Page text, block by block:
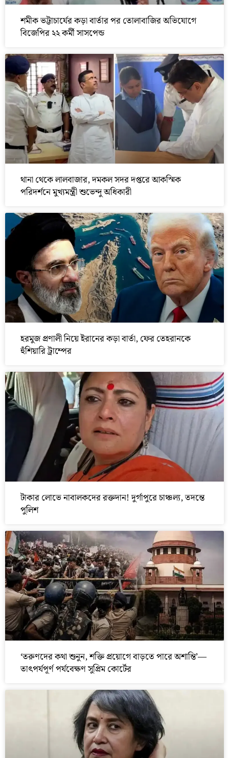
শমীক ভট্টাচার্যের কড়া বার্তার পর তোলাবাজির অভিযোগে
বিজেপির ২২ কর্মী সাসপেন্ড
থানা থেকে লালবাজার, দমকল সদর দপ্তরে আকস্মিক
পরিদর্শনে মুখ্যমন্ত্রী শুভেন্দু অধিকারী
হরমুজ প্রণালী নিয়ে ইরানের কড়া বার্তা, ফের তেহরানকে
হুঁশিয়ারি ট্রাম্পের
টাকার লোভে নাবালকদের রক্তদান! দুর্গাপুরে চাঞ্চল্য, তদন্তে
পুলিশ
‘তরুণদের কথা শুনুন, শক্তি প্রয়োগে বাড়তে পারে অশান্তি’—
তাৎপর্যপূর্ণ পর্যবেক্ষণ সুপ্রিম কোর্টের